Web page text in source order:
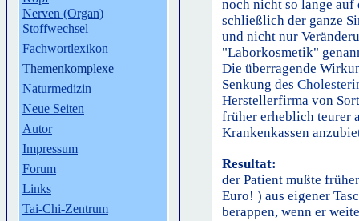
Nerven (Organ)
Stoffwechsel
Fachwortlexikon
Themenkomplexe
Naturmedizin
Neue Seiten
Autor
Impressum
Forum
Links
Tai-Chi-Zentrum
noch nicht so lange auf
schließlich der ganze
und nicht nur
"Laborkosmetik"
Die überragende
Senkung des
Herstellerfirma von
früher erheblich teurer
Krankenkassen
Resultat:
der Patient mußte
Euro! ) aus eigener
berappen, wenn er